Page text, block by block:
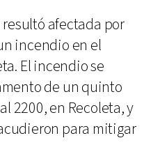
afectada por
incendio en el
El incendio se
de un quinto
2200, en Recoleta, y
para mitigar